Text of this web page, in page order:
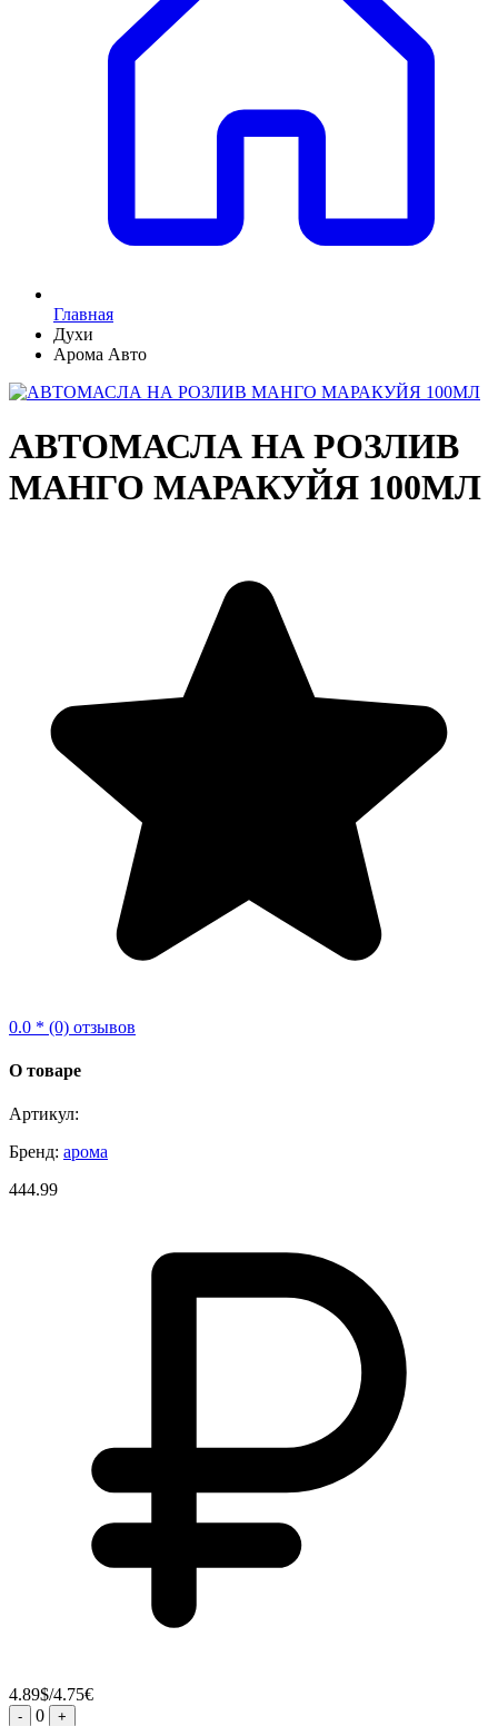
Главная
Духи
Арома Авто
АВТОМАСЛА НА РОЗЛИВ
МАНГО МАРАКУЙЯ 100МЛ
0.0 * (0) отзывов
О товаре
Артикул:
Бренд: арома
444.99
4.89$/4.75€
- 0 +